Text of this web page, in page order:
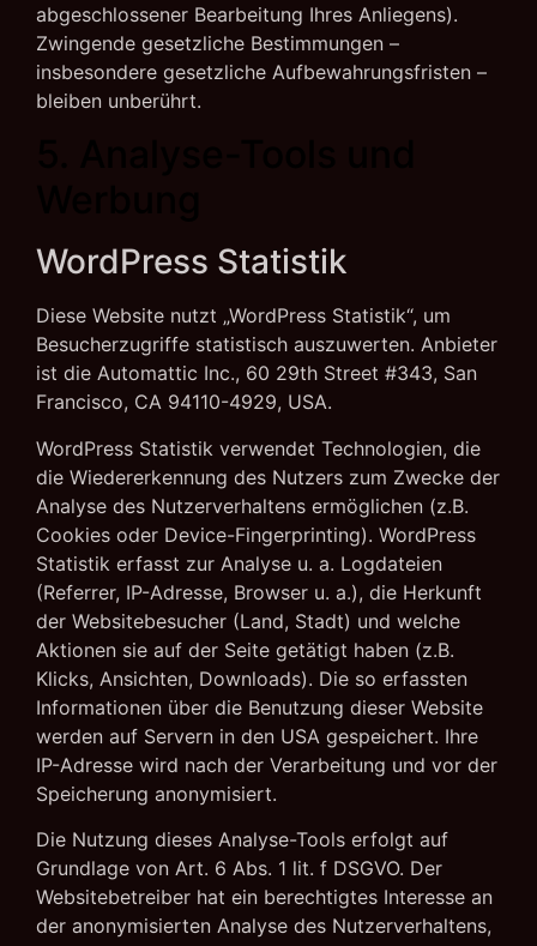
abgeschlossener Bearbeitung Ihres Anliegens).
Zwingende gesetzliche Bestimmungen –
insbesondere gesetzliche Aufbewahrungsfristen –
bleiben unberührt.
WordPress Statistik
Diese Website nutzt „WordPress Statistik“, um
Besucherzugriffe statistisch auszuwerten. Anbieter
ist die Automattic Inc., 60 29th Street #343, San
Francisco, CA 94110-4929, USA.
WordPress Statistik verwendet Technologien, die
die Wiedererkennung des Nutzers zum Zwecke der
Analyse des Nutzerverhaltens ermöglichen (z.B.
Cookies oder Device-Fingerprinting). WordPress
Statistik erfasst zur Analyse u. a. Logdateien
(Referrer, IP-Adresse, Browser u. a.), die Herkunft
der Websitebesucher (Land, Stadt) und welche
Aktionen sie auf der Seite getätigt haben (z.B.
Klicks, Ansichten, Downloads). Die so erfassten
Informationen über die Benutzung dieser Website
werden auf Servern in den USA gespeichert. Ihre
IP-Adresse wird nach der Verarbeitung und vor der
Speicherung anonymisiert.
Die Nutzung dieses Analyse-Tools erfolgt auf
Grundlage von Art. 6 Abs. 1 lit. f DSGVO. Der
Websitebetreiber hat ein berechtigtes Interesse an
der anonymisierten Analyse des Nutzerverhaltens,